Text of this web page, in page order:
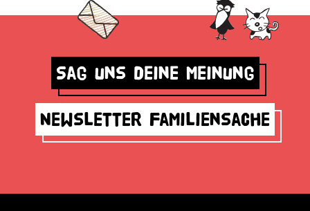
Sag uns deine Meinung
Newsletter Familiensache